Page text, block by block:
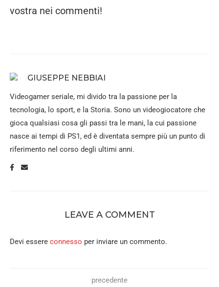
vostra nei commenti!
GIUSEPPE NEBBIAI
Videogamer seriale, mi divido tra la passione per la
tecnologia, lo sport, e la Storia. Sono un videogiocatore che
gioca qualsiasi cosa gli passi tra le mani, la cui passione
nasce ai tempi di PS1, ed è diventata sempre più un punto di
riferimento nel corso degli ultimi anni.
LEAVE A COMMENT
Devi essere connesso per inviare un commento.
precedente